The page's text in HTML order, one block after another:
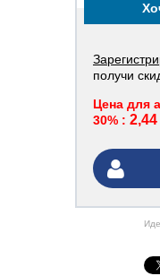
получи
Цена для
30% : 2,44